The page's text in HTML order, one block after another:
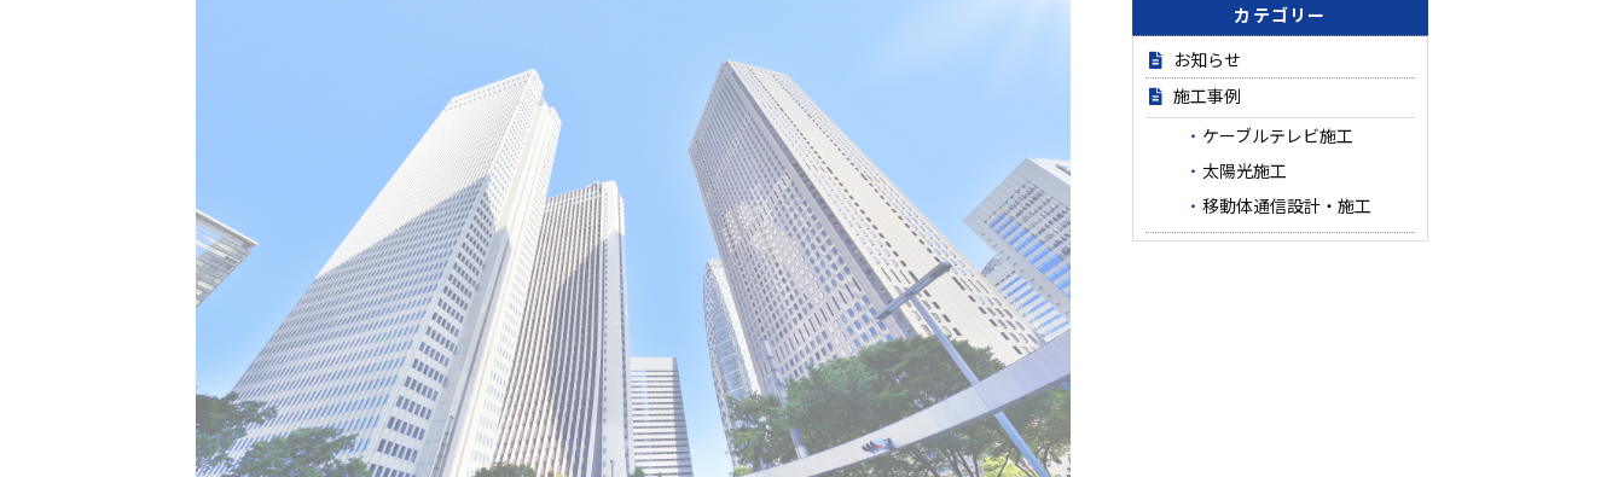
カテゴリー
お知らせ
施工事例
ケーブルテレビ施工
太陽光施工
移動体通信設計・施工